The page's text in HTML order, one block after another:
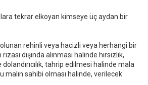
tekrar elkoyan kimseye üç aydan bir
rehinli veya hacizli veya herhangi bir
dışında alınması halinde hırsızlık,
tahrip edilmesi halinde mala
malın sahibi olması halinde, verilecek